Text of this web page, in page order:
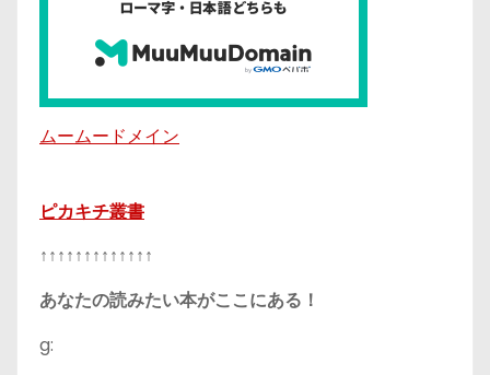
ムームードメイン
ピカキチ叢書
↑↑↑↑↑↑↑↑↑↑↑↑↑
あなたの読みたい本がここにある！
g: